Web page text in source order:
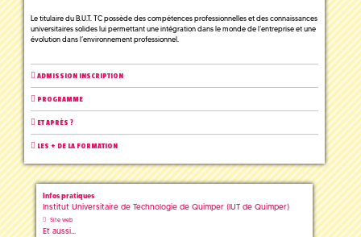
Le titulaire du B.U.T. TC possède des compétences professionnelles et des connaissances
universitaires solides lui permettant une intégration dans le monde de l’entreprise et une
évolution dans l’environnement professionnel.
ADMISSION INSCRIPTION
PROGRAMME
ET APRÈS ?
LES + DE LA FORMATION
Infos pratiques
Institut Universitaire de Technologie de Quimper (IUT de Quimper)
Site web
Et aussi...